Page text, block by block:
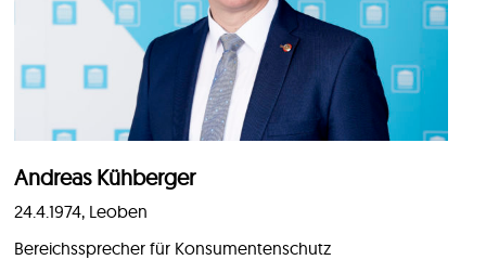
Andreas Kühberger
24.4.1974, Leoben
Bereichssprecher für Konsumentenschutz